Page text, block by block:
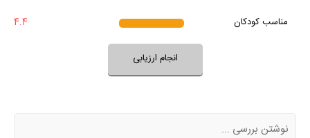
نظر خود را ثبت کنید
مناسب کودکان
4.4
انجام ارزیابی